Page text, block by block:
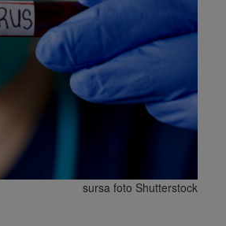
sursa foto Shutterstock